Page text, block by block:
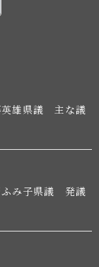
英雄県議 主な議
ふみ子県議 発議